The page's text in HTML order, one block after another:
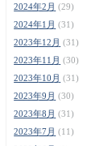
2024年2月 (29)
2024年1月 (31)
2023年12月 (31)
2023年11月 (30)
2023年10月 (31)
2023年9月 (30)
2023年8月 (31)
2023年7月 (11)